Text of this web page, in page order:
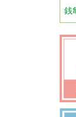
銭